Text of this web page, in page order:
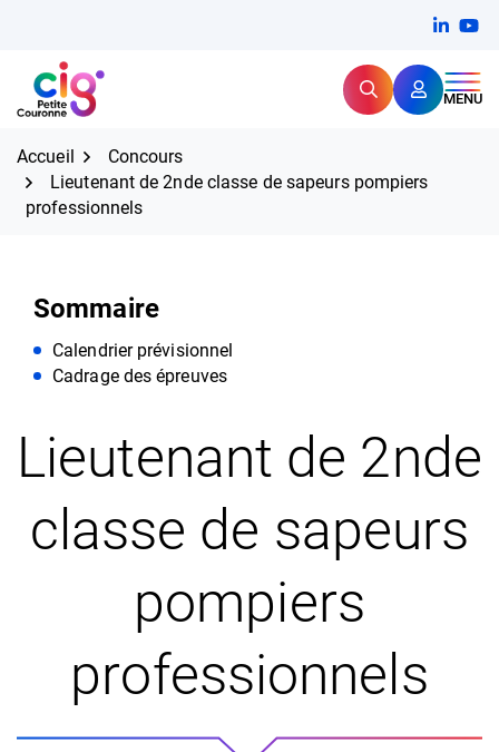
contenu
CIG Petite Couronne RechercherMENU
Expertise et proximité pour
Accueil
Concours
Lieutenant de 2nde classe de sapeurs pompiers
professionnels
Sommaire
Calendrier prévisionnel
Cadrage des épreuves
Lieutenant de 2nde
classe de sapeurs
pompiers
professionnels